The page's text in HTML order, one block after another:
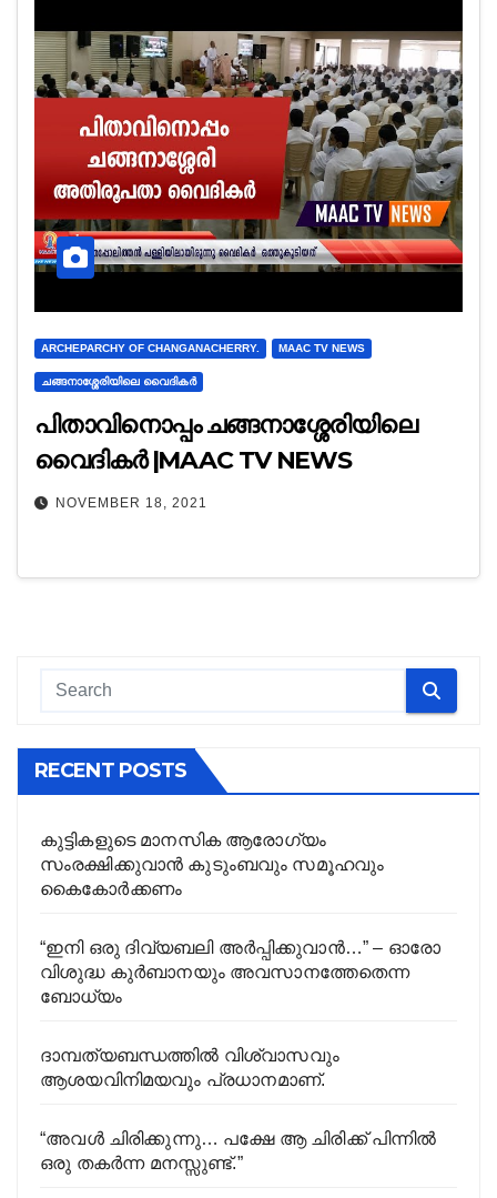
ARCHEPARCHY OF CHANGANACHERRY. MAAC TV NEWS
ചങ്ങനാശ്ശേരിയിലെ വൈദികർ
പിതാവിനൊപ്പം ചങ്ങനാശ്ശേരിയിലെ
വൈദികർ |MAAC TV NEWS
NOVEMBER 18, 2021
RECENT POSTS
കുട്ടികളുടെ മാനസിക ആരോഗ്യം
സംരക്ഷിക്കുവാൻ കുടുംബവും സമൂഹവും
കൈകോർക്കണം
“ഇനി ഒരു ദിവ്യബലി അർപ്പിക്കുവാൻ…” – ഓരോ
വിശുദ്ധ കുർബാനയും അവസാനത്തേതെന്ന
ബോധ്യം
ദാമ്പത്യബന്ധത്തിൽ വിശ്വാസവും
ആശയവിനിമയവും പ്രധാനമാണ്.
“അവൾ ചിരിക്കുന്നു… പക്ഷേ ആ ചിരിക്ക് പിന്നിൽ
ഒരു തകർന്ന മനസ്സുണ്ട്.”